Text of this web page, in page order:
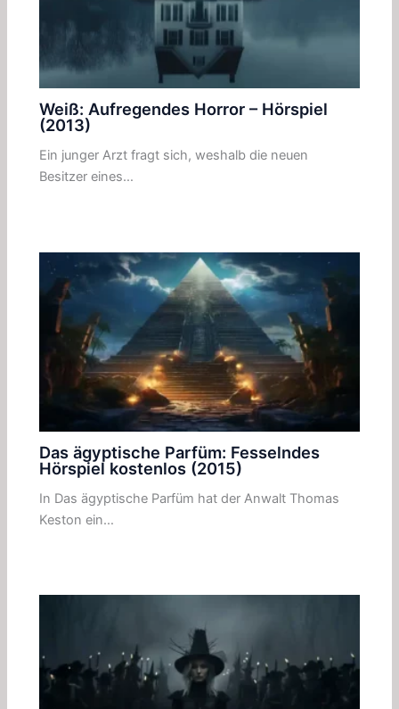
Weiß: Aufregendes Horror – Hörspiel
(2013)
Ein junger Arzt fragt sich, weshalb die neuen
Besitzer eines…
Das ägyptische Parfüm: Fesselndes
Hörspiel kostenlos (2015)
In Das ägyptische Parfüm hat der Anwalt Thomas
Keston ein…